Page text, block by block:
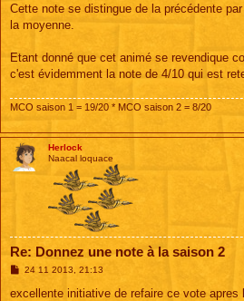
Cette note se distingue de la précédente
la moyenne.
Etant donné que cet animé se revendique
c'est évidemment la note de 4/10 qui est
MCO saison 1 = 19/20 * MCO saison 2 = 8/20
Herlock
Naacal loquace
Re: Donnez une note à la saison 2
M
s
24 11 2013, 21:13
excellente initiative de refaire ce vote apres